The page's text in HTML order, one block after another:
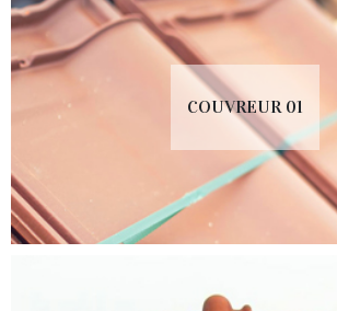
COUVREUR 01